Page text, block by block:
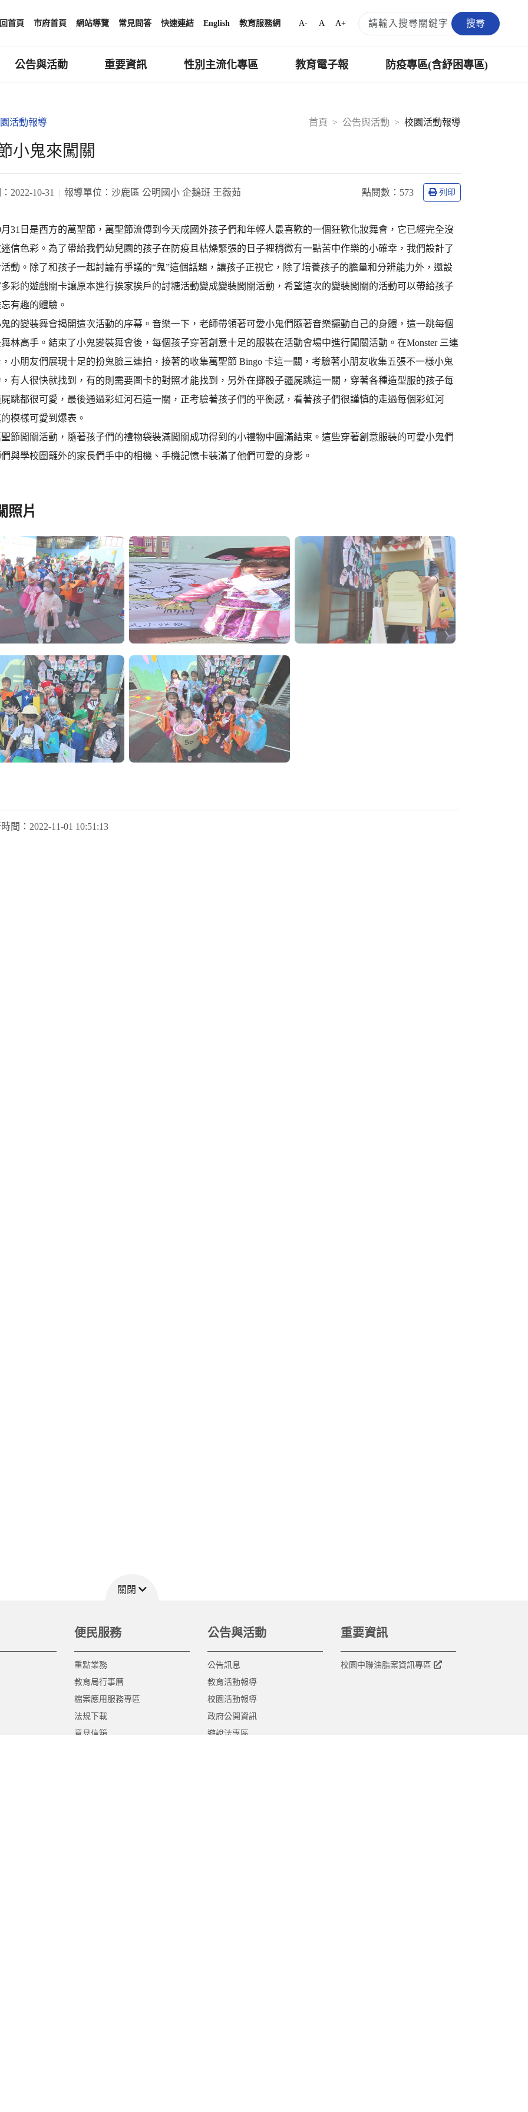
回首頁 市府首頁 網站導覽 常見問答 快速連結 English 教育服務網 A- A A+ 搜尋
公告與活動 重要資訊 性別主流化專區 教育電子報 防疫專區(含紓困專區)
首頁 公告與活動 校園活動報導
活動報導
小鬼來闖關
2022-10-31 報導單位： 沙鹿區 公明國小 企鵝班 王薇茹 點閱數： 573 列印
31日是西方的萬聖節，萬聖節流傳到今天成國外孩子們和年輕人最喜歡的一個狂歡化妝舞會，它已經完全沒
信色彩。為了帶給我們幼兒園的孩子在防疫且枯燥緊張的日子裡稍微有一點苦中作樂的小確幸，我們設計了
動。除了和孩子一起討論有爭議的“鬼”這個話題，讓孩子正視它，除了培養孩子的膽量和分辨能力外，還設
彩的遊戲關卡讓原本進行挨家挨戶的討糖活動變成變裝闖關活動，希望這次的變裝闖關的活動可以帶給孩子
有趣的體驗。
的變裝舞會揭開這次活動的序幕。音樂一下，老師帶領著可愛小鬼們隨著音樂擺動自己的身體，這一跳每個
林高手。結束了小鬼變裝舞會後，每個孩子穿著創意十足的服裝在活動會場中進行闖關活動。在Monster 三連
小朋友們展現十足的扮鬼臉三連拍，接著的收集萬聖節 Bingo 卡這一關，考驗著小朋友收集五張不一樣小鬼
有人很快就找到，有的則需要圖卡的對照才能找到，另外在擲骰子疆屍跳這一關，穿著各種造型服的孩子每
跳都很可愛，最後通過彩虹河石這一關，正考驗著孩子們的平衡感，看著孩子們很謹慎的走過每個彩虹河
模樣可愛到爆表。
節闖關活動，隨著孩子們的禮物袋裝滿闖關成功得到的小禮物中圓滿結束。這些穿著創意服裝的可愛小鬼們
與學校圍籬外的家長們手中的相機、手機記憶卡裝滿了他們可愛的身影。
照片
間： 2022-11-01 10:51:13
關閉
便民服務
重點業務
教育局行事曆
檔案應用服務專區
法規下載
意見信箱
公告與活動
公告訊息
教育活動報導
校園活動報導
政府公開資訊
遊說法專區
重要資訊
校園中聯油脂案資訊專區